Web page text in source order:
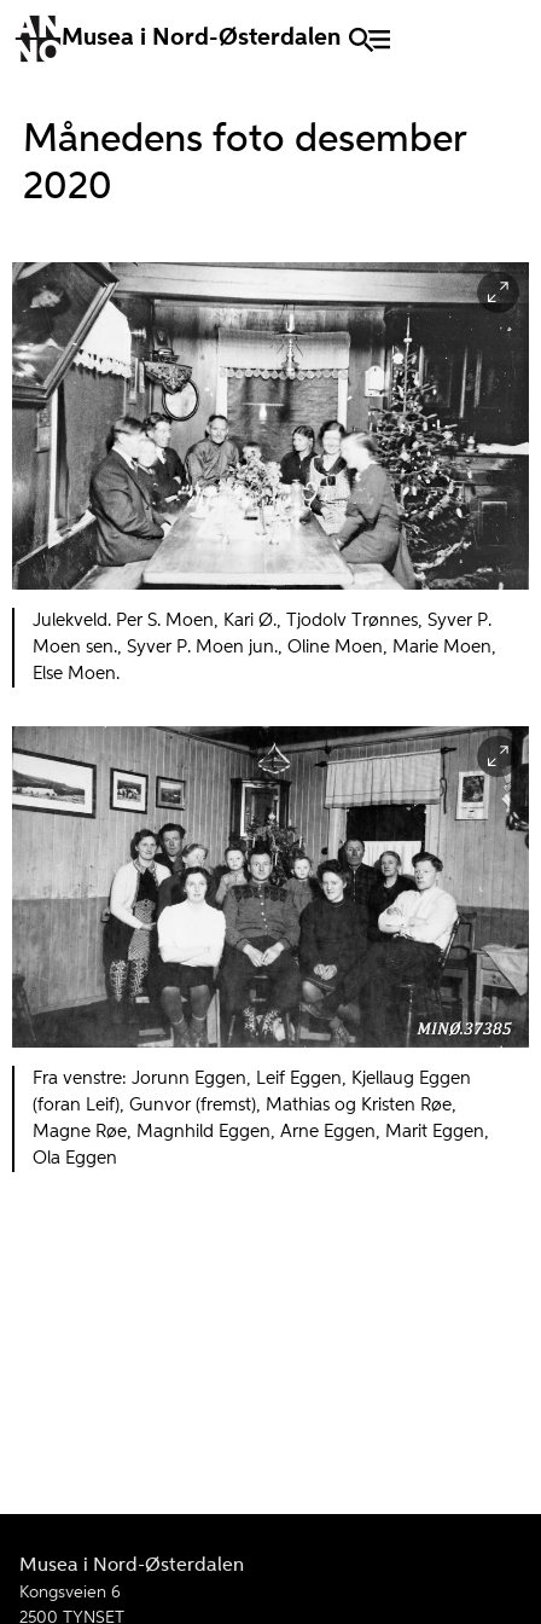
Musea i Nord-Østerdalen
Månedens foto desember
2020
Julekveld. Per S. Moen, Kari Ø., Tjodolv Trønnes, Syver P.
Moen sen., Syver P. Moen jun., Oline Moen, Marie Moen,
Else Moen.
Fra venstre: Jorunn Eggen, Leif Eggen, Kjellaug Eggen
(foran Leif), Gunvor (fremst), Mathias og Kristen Røe,
Magne Røe, Magnhild Eggen, Arne Eggen, Marit Eggen,
Ola Eggen
Musea i Nord-Østerdalen
Kongsveien 6
2500 TYNSET